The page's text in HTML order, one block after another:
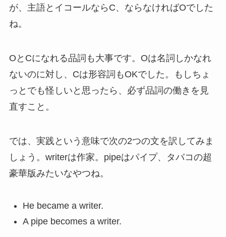
が、主語とイコールならC、ならなければOでした
ね。
OとCになれる品詞も大事です。Oは名詞しかなれ
ないのに対し、Cは形容詞もOKでした。もしちょ
っとでも怪しいと思ったら、必ず品詞の働きを見
直すこと。
では、実践という意味で次の2つの文を訳してみま
しょう。writerは作家。pipeはパイプ、タバコの超
豪華版みたいなやつね。
He became a writer.
A pipe becomes a writer.